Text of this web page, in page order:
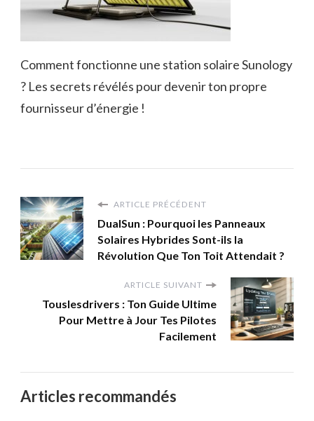
Comment fonctionne une station solaire Sunology
? Les secrets révélés pour devenir ton propre
fournisseur d’énergie !
ARTICLE PRÉCÉDENT
DualSun : Pourquoi les Panneaux
Solaires Hybrides Sont-ils la
Révolution Que Ton Toit Attendait ?
ARTICLE SUIVANT
Touslesdrivers : Ton Guide Ultime
Pour Mettre à Jour Tes Pilotes
Facilement
Articles recommandés